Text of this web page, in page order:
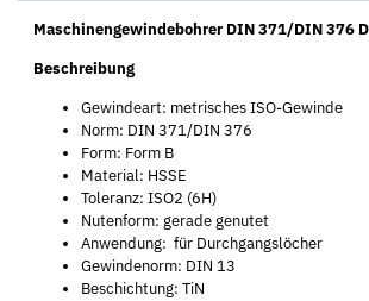
Maschinengewindebohrer DIN 371/DIN 376
Beschreibung
Gewindeart: metrisches ISO-Gewinde
Norm: DIN 371/DIN 376
Form: Form B
Material: HSSE
Toleranz: ISO2 (6H)
Nutenform: gerade genutet
Anwendung: für Durchgangslöcher
Gewindenorm: DIN 13
Beschichtung: TiN